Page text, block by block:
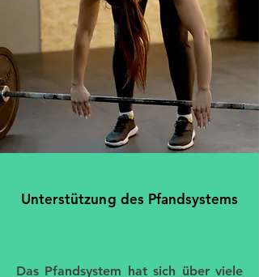
Unterstützung des Pfandsystems
Unterstützung des Pfandsystems
Das Pfandsystem hat sich über viele